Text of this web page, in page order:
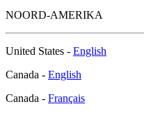
NOORD-AMERIKA
United States - English
Canada - English
Canada - Français